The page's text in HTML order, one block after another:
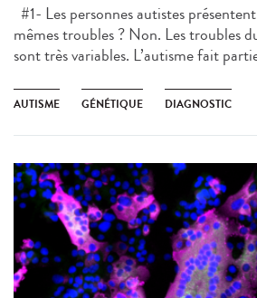
#1- Les personnes autistes
mêmes troubles ? Non. Les troubles
sont très variables. L’autisme fait
AUTISME GÉNÉTIQUE DIAGNOSTIC